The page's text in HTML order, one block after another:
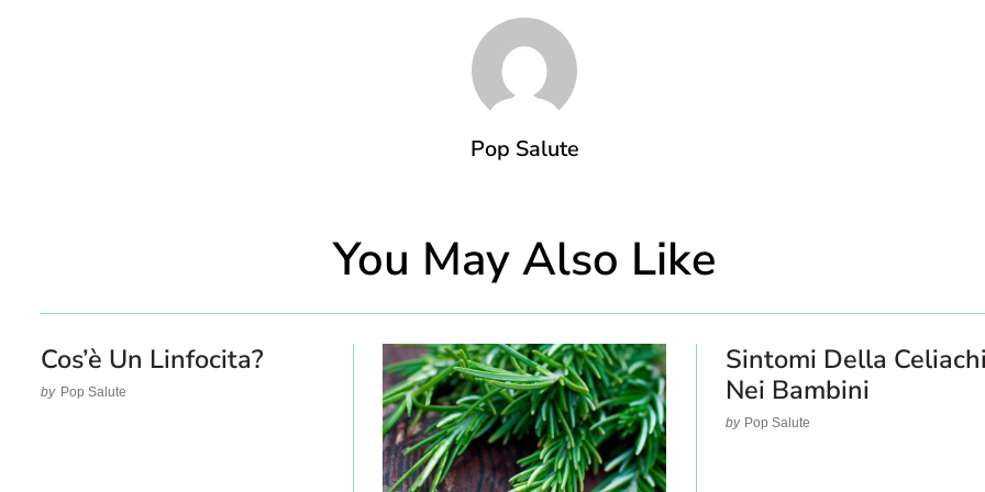
Pop Salute
You May Also Like
Cos’è Un Linfocita?
by Pop Salute
Sintomi Della
Nei Bambini
by Pop Salute